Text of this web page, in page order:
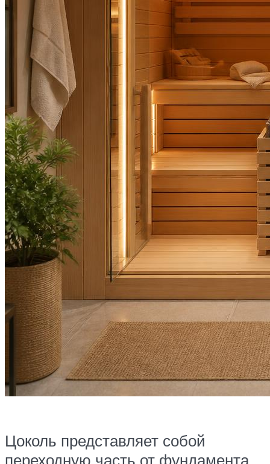
Цоколь представляет собой
переходную часть от фундамента